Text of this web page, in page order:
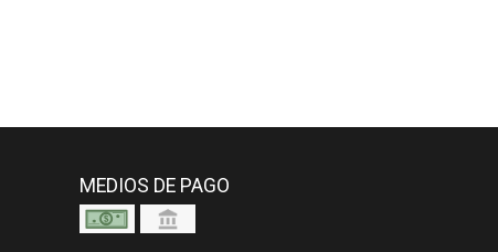
MEDIOS DE PAGO